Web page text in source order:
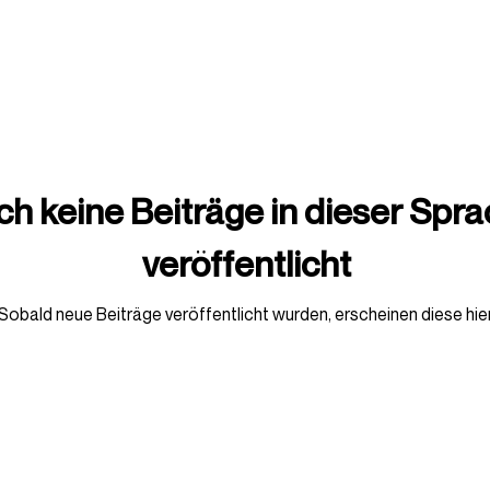
keine Beiträge in dieser
veröffentlicht
neue Beiträge veröffentlicht wurden, erscheinen diese